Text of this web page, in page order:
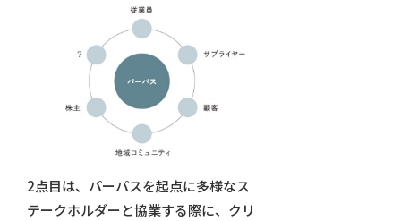
2点目は、パーパスを起点に多様なス
テークホルダーと協業する際に、クリ